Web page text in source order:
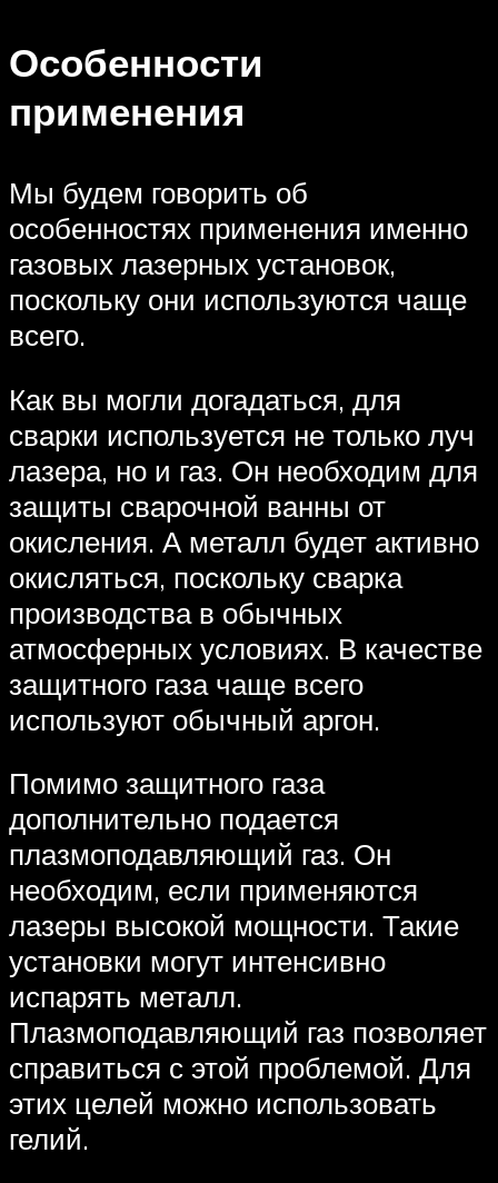
Особенности
применения
Мы будем говорить об
особенностях применения именно
газовых лазерных установок,
поскольку они используются чаще
всего.
Как вы могли догадаться, для
сварки используется не только луч
лазера, но и газ. Он необходим для
защиты сварочной ванны от
окисления. А металл будет активно
окисляться, поскольку сварка
производства в обычных
атмосферных условиях. В качестве
защитного газа чаще всего
используют обычный аргон.
Помимо защитного газа
дополнительно подается
плазмоподавляющий газ. Он
необходим, если применяются
лазеры высокой мощности. Такие
установки могут интенсивно
испарять металл.
Плазмоподавляющий газ позволяет
справиться с этой проблемой. Для
этих целей можно использовать
гелий.